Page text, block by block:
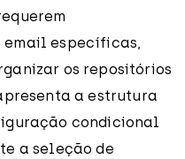
email específicas,
os repositórios
a estrutura
condicional
a seleção de